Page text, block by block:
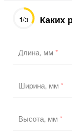
1/3 Каких
Длина, мм*
Ширина, мм*
Высота, мм*